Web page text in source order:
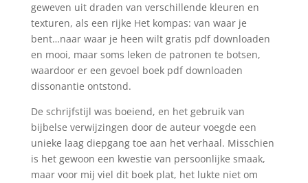
geweven uit draden van verschillende kleuren en
texturen, als een rijke Het kompas: van waar je
bent…naar waar je heen wilt gratis pdf downloaden
en mooi, maar soms leken de patronen te botsen,
waardoor er een gevoel boek pdf downloaden
dissonantie ontstond.
De schrijfstijl was boeiend, en het gebruik van
bijbelse verwijzingen door de auteur voegde een
unieke laag diepgang toe aan het verhaal. Misschien
is het gewoon een kwestie van persoonlijke smaak,
maar voor mij viel dit boek plat, het lukte niet om